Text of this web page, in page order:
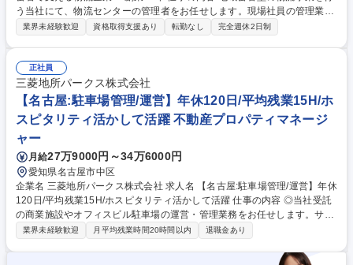
う当社にて、物流センターの管理者をお任せします。現場社員の管理業務
や取引先のお客様との信頼関係構築、配車業務を主にご担当いただきま
や配送状況を確認し、納期内にスムーズに荷物を届けられるように調整頂
きます。また、納期の折衝も行って頂きます。 募集職種 【大阪/物流管
理】ベテラン歓迎/～地域密着で支える物流企業～/創業55年
業界未経験歓迎 資格取得支援あり 転勤なし 完全週休2日制
正社員
三菱地所パークス株式会社
【名古屋:駐車場管理/運営】年休120日/平均残業15H/ホ
スピタリティ活かして活躍 不動産プロパティマネージ
ャー
月給27万9000円～34万6000円
愛知県名古屋市中区
企業名 三菱地所パークス株式会社 求人名 【名古屋:駐車場管理/運営】年休
120日/平均残業15H/ホスピタリティ活かして活躍 仕事の内容 ◎当社受託
の商業施設やオフィスビル駐車場の運営・管理業務をお任せします。サイ
ン計画、料金施策、施設や地域との連携等、お客様の声や我々スタッフの
直後は、担当施設に常駐し、所長をサポートしながらOJTにて業務を覚え
業界未経験歓迎 月平均残業時間20時間以内 退職金あり